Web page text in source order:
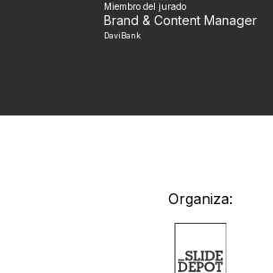
Miembro del jurado
Brand & Content Manager
DaviBank
Organiza: